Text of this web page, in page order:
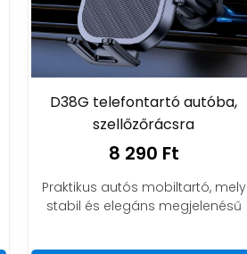
D38G telefontartó autóba,
szellőzőrácsra
8 290 Ft
Praktikus autós mobiltartó, mely
stabil és elegáns megjelenésű